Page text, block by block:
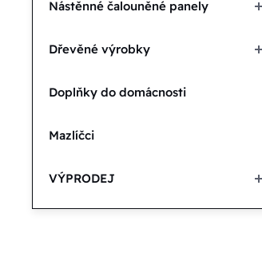
Nástěnné čalouněné panely
Dřevěné výrobky
Doplňky do domácnosti
Mazlíčci
VÝPRODEJ